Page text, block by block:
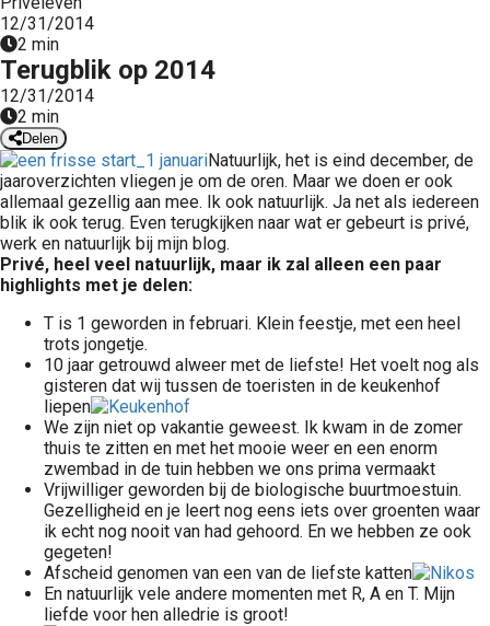
12/31/2014
2 min
Terugblik op 2014
12/31/2014
2 min
Delen
Natuurlijk, het is eind december, de
jaaroverzichten vliegen je om de oren. Maar we doen er ook
allemaal gezellig aan mee. Ik ook natuurlijk. Ja net als iedereen
blik ik ook terug. Even terugkijken naar wat er gebeurt is privé,
werk en natuurlijk bij mijn blog.
Privé, heel veel natuurlijk, maar ik zal alleen een paar
highlights met je delen:
T is 1 geworden in februari. Klein feestje, met een heel
trots jongetje.
10 jaar getrouwd alweer met de liefste! Het voelt nog als
gisteren dat wij tussen de toeristen in de keukenhof
liepen
We zijn niet op vakantie geweest. Ik kwam in de zomer
thuis te zitten en met het mooie weer en een enorm
zwembad in de tuin hebben we ons prima vermaakt
Vrijwilliger geworden bij de biologische buurtmoestuin.
Gezelligheid en je leert nog eens iets over groenten waar
ik echt nog nooit van had gehoord. En we hebben ze ook
gegeten!
Afscheid genomen van een van de liefste katten
En natuurlijk vele andere momenten met R, A en T. Mijn
liefde voor hen alledrie is groot!
de
Hierdoor
website-
van